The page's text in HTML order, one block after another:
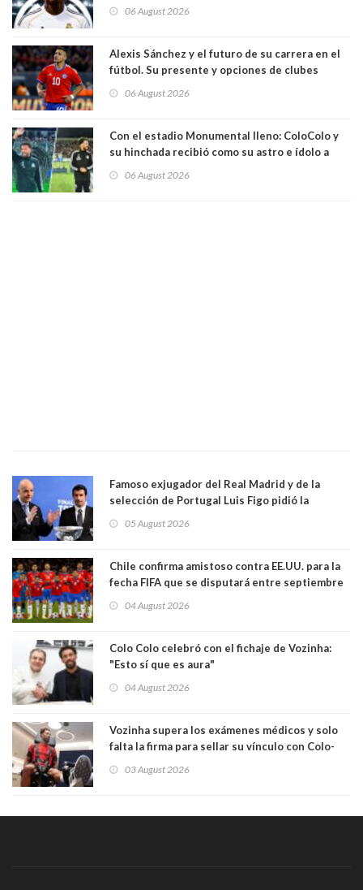
06 August 2026
Alexis Sánchez y el futuro de su carrera en el
fútbol. Su presente y opciones de clubes
06 August 2026
Con el estadio Monumental lleno: ColoColo y
su hinchada recibió como su astro e ídolo a
06 August 2026
Famoso exjugador del Real Madrid y de la
selección de Portugal Luis Figo pidió la
comportamiento más bajo y cobarde que he
05 August 2026
Chile confirma amistoso contra EE.UU. para la
fecha FIFA que se disputará entre septiembre
04 August 2026
Colo Colo celebró con el fichaje de Vozinha:
"Esto sí que es aura"
04 August 2026
Vozinha supera los exámenes médicos y solo
falta la firma para sellar su vínculo con Colo-
03 August 2026